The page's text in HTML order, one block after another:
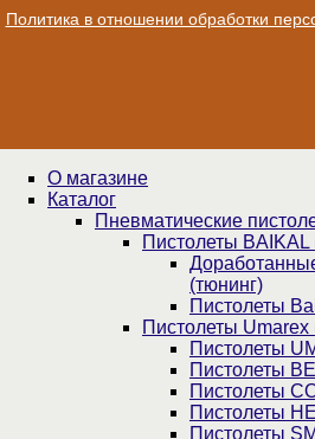
Политика в отношении обработки
О магазине
Каталог
Пнев­ма­ти­чес­кие
Пистолеты BAIKAL
(тюнинг)
Пистолеты
Пистолеты
Пистолеты
Пистолеты
Пистолеты
Пистолеты
Пистолеты